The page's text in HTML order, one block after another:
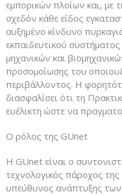
εμπορικών πλοίων και, με
σχεδόν κάθε είδος
αυξημένο κίνδυνο
εκπαιδευτικού
μηχανικών και
προσομοίωσης του
περιβάλλοντος. Η
διασφαλίσει ότι τη
ευέλικτη ώστε να
Ο ρόλος της GUnet
Η GUnet είναι ο
τεχνολογικός πάροχος
υπεύθυνος ανάπτυξης